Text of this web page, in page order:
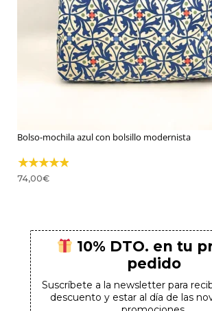
Bolso-mochila azul con bolsillo modernista
74,00€
10% DTO. en tu
pedido
Suscríbete a la newsletter para
descuento y estar al día de las